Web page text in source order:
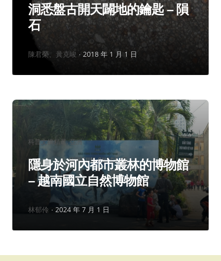
洞悉盤古開天闢地的鑰匙 – 隕
石
作
陳君榮、黃克峻 2018 年 1 月 1 日
分
類：
科普文摘精選 亞洲
隱身於河內都市叢林的博物館
– 越南國立自然博物館
作
林郁伶 2024 年 7 月 1 日